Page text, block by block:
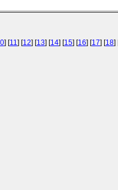
] [11] [12] [13] [14] [15] [16] [17] [18]